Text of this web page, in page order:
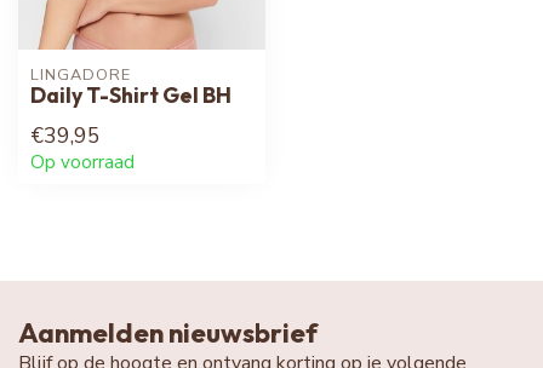
LINGADORE
Daily T-Shirt Gel BH
€39,95
Op voorraad
Aanmelden nieuwsbrief